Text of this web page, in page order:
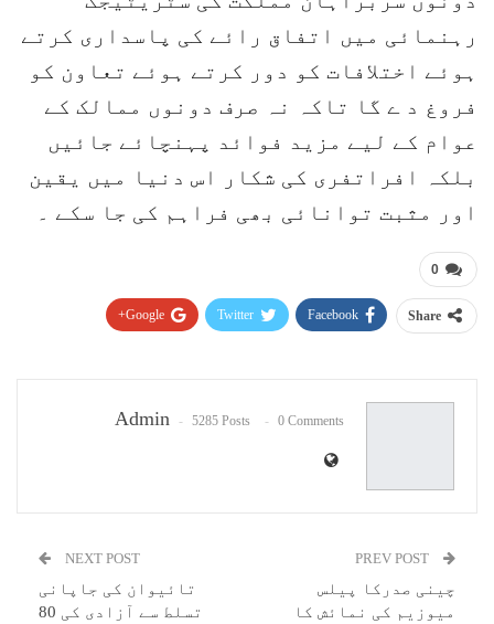
رہنمائی میں اتفاق رائے کی پاسداری کرتے
ہوئے اختلافات کو دور کرتے ہوئے تعاون کو
فروغ د ے گا تاکہ نہ صرف دونوں ممالک کے
عوام کے لیے مزید فوائد پہنچائے جائیں
بلکہ افراتفری کی شکار اس دنیا میں یقین
اور مثبت توانائی بھی فراہم کی جا سکے ۔
0
Share
Facebook
Twitter
Google+
Admin 5285 Posts 0 Comments
چینی صدرکا پیلس
میوزیم کی نمائش کا
NEXT POST
تائیوان کی جاپانی
تسلط سے آزادی کی 80